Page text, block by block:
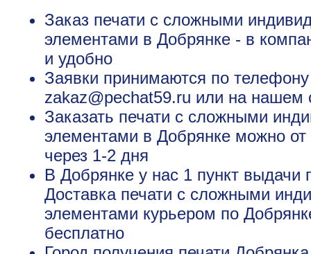
Заказ печати с сложными
элементами в Добрянке - в
и удобно
Заявки принимаются по
zakaz@pechat59.ru или на нашем
Заказать печати с сложными
элементами в Добрянке можно
через 1-2 дня
В Добрянке у нас 1 пункт выдачи
Доставка печати с сложными
элементами курьером по
бесплатно